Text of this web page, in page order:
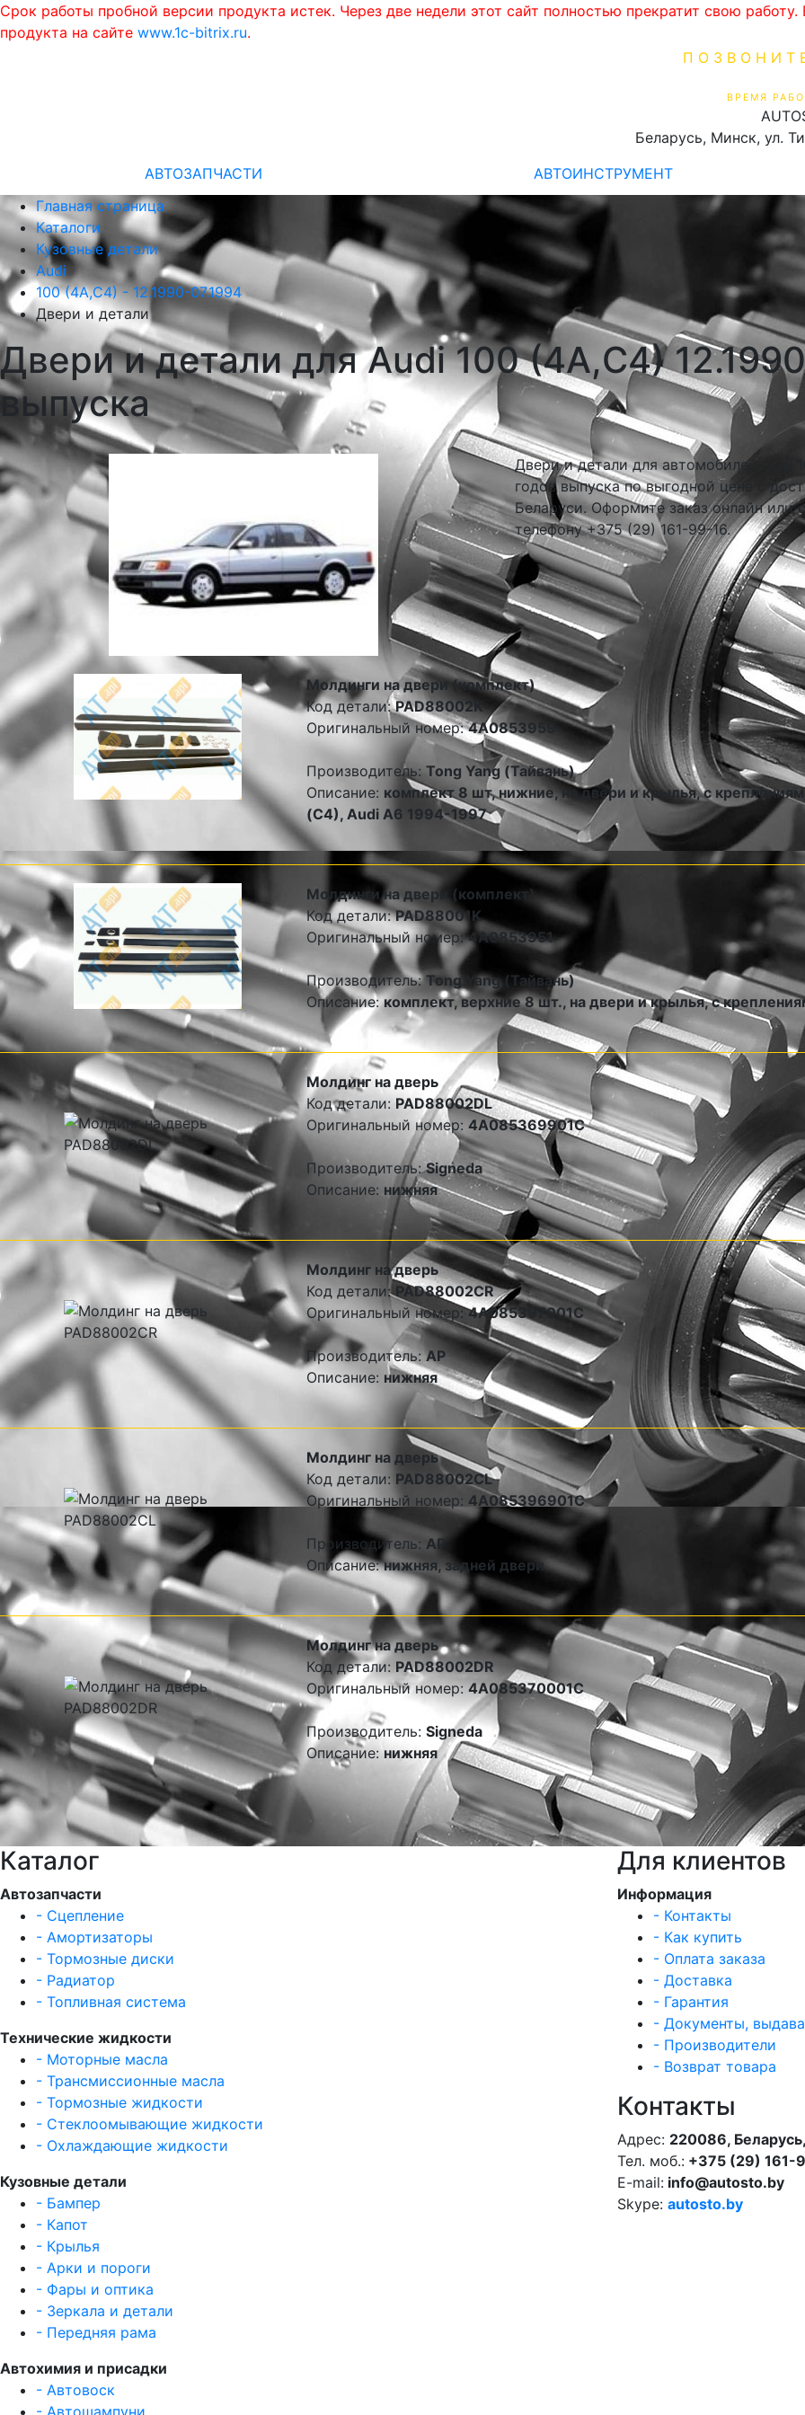
Срок работы пробной версии продукта истек. Через две недели этот сайт полностью прекратит свою
продукта на сайте www.1c-bitrix.ru.
ВРЕМЯ
Беларусь, Минск, ул.
АВТОЗАПЧАСТИ
АВТОИНСТРУМЕНТ
Главная страница
Каталоги
Кузовные детали
Audi
100 (4A,C4) - 12.1990-07.1994
Двери и детали
Двери и детали для Audi 100 (4A,C4)
выпуска
Двери и детали для автомобилей Audi
годов выпуска по выгодной цене с
Беларуси. Оформите заказ онлайн или
телефону +375 (29) 161-99-16.
Молдинги на двери (комплект)
Код детали:PAD88002K
Оригинальный номер:4A0853959
Производитель:Tong Yang (Тайвань)
Описание: комплект 8 шт, нижние, на двери и крылья, с
(C4), Audi A6 1994-1997
Молдинги на двери (комплект)
Код детали:PAD88001K
Оригинальный номер:4A0853951
Производитель:Tong Yang (Тайвань)
Описание:комплект, верхние 8 шт., на двери и крылья, с
Молдинг на дверь
Код детали: PAD88002DL
Оригинальный номер: 4A085369901C
Производитель:Signeda
Описание: нижняя
Молдинг на дверь
Код детали:PAD88002CR
Оригинальный номер:4A085397001C
Производитель:AP
Описание: нижняя
Молдинг на дверь
Код детали: PAD88002CL
Оригинальный номер: 4A085396901C
Производитель: AP
Описание:нижняя, задней двери
Молдинг на дверь
Код детали: PAD88002DR
Оригинальный номер:4A085370001C
Производитель: Signeda
Описание:нижняя
Каталог
Автозапчасти
- Сцепление
- Амортизаторы
- Тормозные диски
- Радиатор
- Топливная система
Технические жидкости
- Моторные масла
- Трансмиссионные масла
- Тормозные жидкости
- Стеклоомывающие жидкости
- Охлаждающие жидкости
Кузовные детали
- Бампер
- Капот
- Крылья
- Арки и пороги
- Фары и оптика
- Зеркала и детали
- Передняя рама
Автохимия и присадки
- Автовоск
- Автошампуни
Для клиентов
Информация
- Контакты
- Как купить
- Оплата заказа
- Доставка
- Гарантия
- Документы,
- Производители
- Возврат товара
Контакты
Адрес: 220086,
Тел. моб.: +375 (29) 161-
E-mail: info@autosto.by
Skype: autosto.by